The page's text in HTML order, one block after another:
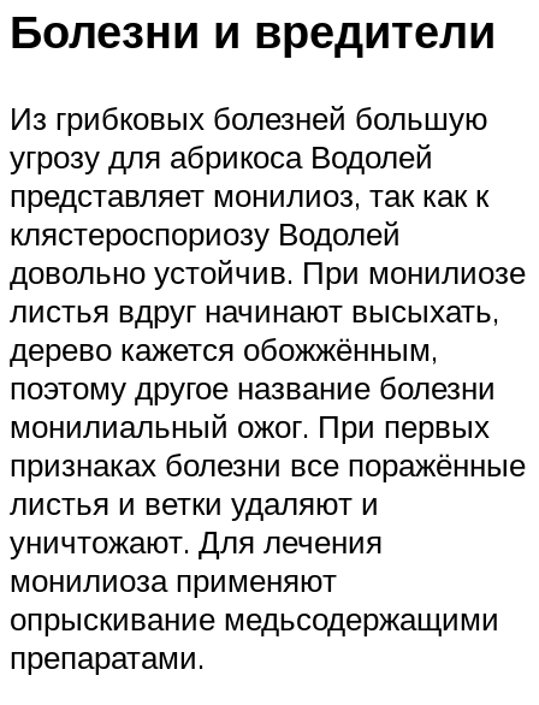
Болезни и вредители
Из грибковых болезней большую
угрозу для абрикоса Водолей
представляет монилиоз, так как к
клястероспориозу Водолей
довольно устойчив. При монилиозе
листья вдруг начинают высыхать,
дерево кажется обожжённым,
поэтому другое название болезни
монилиальный ожог. При первых
признаках болезни все поражённые
листья и ветки удаляют и
уничтожают. Для лечения
монилиоза применяют
опрыскивание медьсодержащими
препаратами.